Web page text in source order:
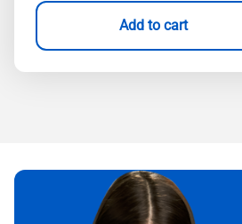
Add to cart